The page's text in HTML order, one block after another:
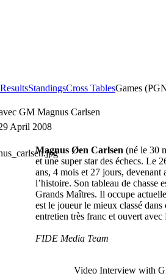
StandingsCross TablesGames
GM Magnus Carlsen
April 2008
Magnus Øen Carlsen (né le 30
et une super star des échecs. Le
ans, 4 mois et 27 jours,
l’histoire. Son tableau de chasse
Grands Maîtres. Il occupe
est le joueur le mieux classé
entretien très franc et ouvert
FIDE Media Team
Video Interview with